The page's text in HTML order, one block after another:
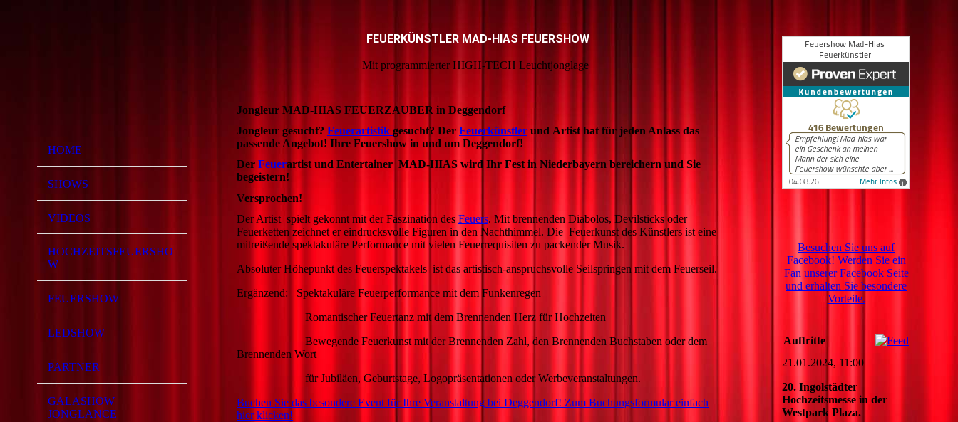
HOME
SHOWS
VIDEOS
HOCHZEITSFEUERSHO
W
FEUERSHOW
LEDSHOW
PARTNER
GALASHOW
JONGLANCE
FEUERKÜNSTLER MAD-HIAS FEUERSHOW
Mit programmierter HIGH-TECH Leuchtjonglage
Jongleur MAD-HIAS FEUERZAUBER in Deggendorf
Jongleur gesucht? Feuerartistik gesucht? Der Feuerkünstler und Artist hat für jeden Anlass das
passende Angebot! Ihre Feuershow in und um Deggendorf!
Der Feuerartist und Entertainer MAD-HIAS wird Ihr Fest in Niederbayern bereichern und Sie
begeistern!
Versprochen!
Der Artist spielt gekonnt mit der Faszination des Feuers. Mit brennenden Diabolos, Devilsticks oder
Feuerketten zeichnet er eindrucksvolle Figuren in den Nachthimmel. Die Feuerkunst des Künstlers ist eine
mitreißende spektakuläre Performance mit vielen Feuerrequisiten zu packender Musik.
Absoluter Höhepunkt des Feuerspektakels ist das artistisch-anspruchsvolle Seilspringen mit dem Feuerseil.
Ergänzend: Spektakuläre Feuerperformance mit dem Funkenregen
Romantischer Feuertanz mit dem Brennenden Herz für Hochzeiten
Bewegende Feuerkunst mit der Brennenden Zahl, den Brennenden Buchstaben oder dem
Brennenden Wort
für Jubiläen, Geburtstage, Logopräsentationen oder Werbeveranstaltungen.
Buchen Sie das besondere Event für Ihre Veranstaltung bei Deggendorf! Zum Buchungsformular einfach
hier klicken!
Besuchen Sie uns auf
Facebook! Werden Sie ein
Fan unserer Facebook Seite
und erhalten Sie besondere
Vorteile.
Auftritte
21.01.2024, 11:00
20. Ingolstädter
Hochzeitsmesse in der
Westpark Plaza.